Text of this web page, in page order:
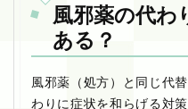
風邪薬の代わ
ある？
風邪薬（処方）と同じ代
わりに症状を和らげる対